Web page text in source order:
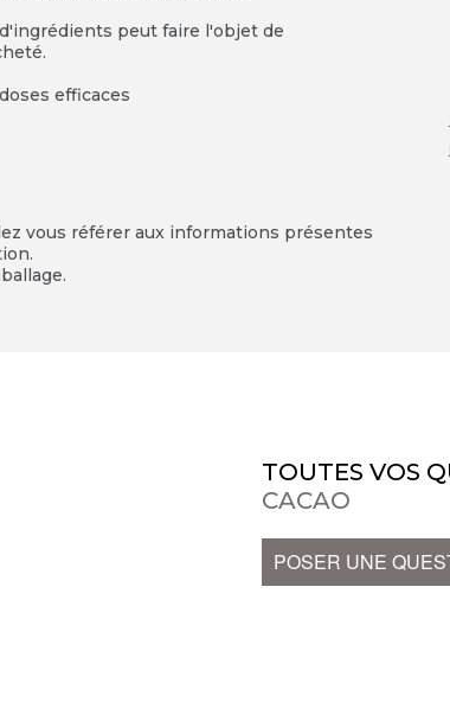
peut faire l'objet de
efficaces
vous référer aux informations présentes
TOUTES VOS
CACAO
POSER UNE